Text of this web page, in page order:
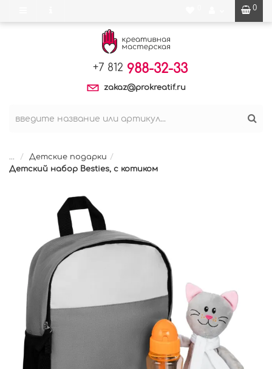
0
+7 812 988-32-33
zakaz@prokreatif.ru
...
Детские подарки
Детский набор Besties, с котиком